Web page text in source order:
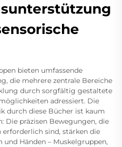
bieten umfassende
die mehrere zentrale Bereiche
durch sorgfältig gestaltete
adressiert. Die
durch diese Bücher ist kaum
Die präzisen Bewegungen, die
erforderlich sind, stärken die
und Händen – Muskelgruppen,